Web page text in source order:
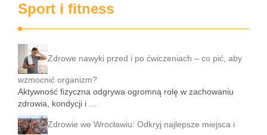
Sport i fitness
Zdrowe nawyki przed i po ćwiczeniach – co pić, aby
wzmocnić organizm?
Aktywność fizyczna odgrywa ogromną rolę w zachowaniu
zdrowia, kondycji i …
Zdrowie we Wrocławiu: Odkryj najlepsze miejsca i